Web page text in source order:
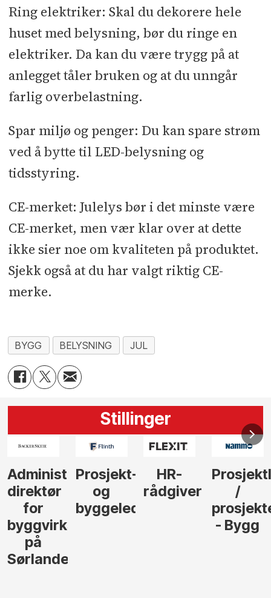
Ring elektriker: Skal du dekorere hele
huset med belysning, bør du ringe en
elektriker. Da kan du være trygg på at
anlegget tåler bruken og at du unngår
farlig overbelastning.
Spar miljø og penger: Du kan spare strøm
ved å bytte til LED-belysning og
tidsstyring.
CE-merket: Julelys bør i det minste være
CE-merket, men vær klar over at dette
ikke sier noe om kvaliteten på produktet.
Sjekk også at du har valgt riktig CE-
merke.
BYGG BELYSNING JUL
Stillinger
HR-
rådgiver
Prosjektleder
/
prosjekteringsleder
Vi
behøver
elektrofagfolk
Anlegg
søker
Elektro